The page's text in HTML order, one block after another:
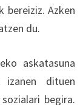
bereiziz. Azken
du.
askatasuna
dituen
begira.